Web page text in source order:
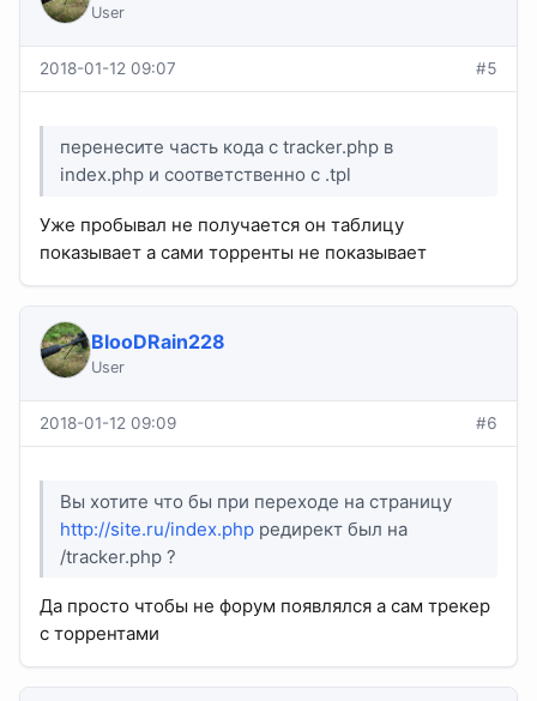
User
2018-01-12 09:07 #5
перенесите часть кода с tracker.php в
index.php и соответственно с .tpl
Уже пробывал не получается он таблицу
показывает а сами торренты не показывает
BlooDRain228
User
2018-01-12 09:09 #6
Вы хотите что бы при переходе на страницу
http://site.ru/index.php редирект был на
/tracker.php ?
Да просто чтобы не форум появлялся а сам трекер
с торрентами